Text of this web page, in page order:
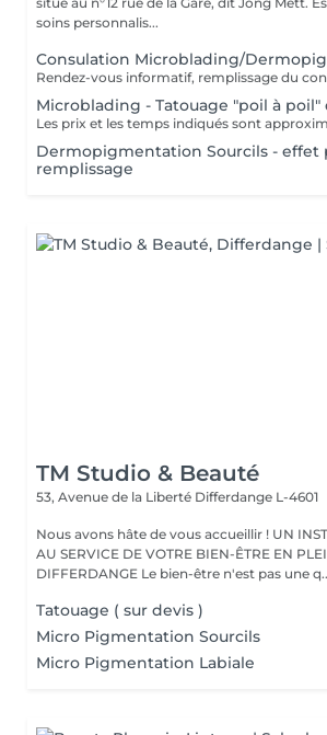
soins personnalis...
Consulation Microblading/
Microblading - Tatouage "poil à poil"
Dermopigmentation Sourcils - effet
remplissage
TM Studio & Beauté
53, Avenue de la Liberté Differdange L-4601
Nous avons hâte de vous accueillir ! UN INSTITUT DE BEAUTÉ
AU SERVICE DE VOTRE BIEN-ÊTRE EN
DIFFERDANGE Le bien-être n'est pas une
Tatouage ( sur devis )
Micro Pigmentation Sourcils
Micro Pigmentation Labiale